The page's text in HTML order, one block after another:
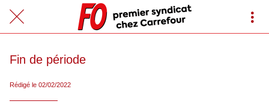
Fin de période
Rédigé le 02/02/2022